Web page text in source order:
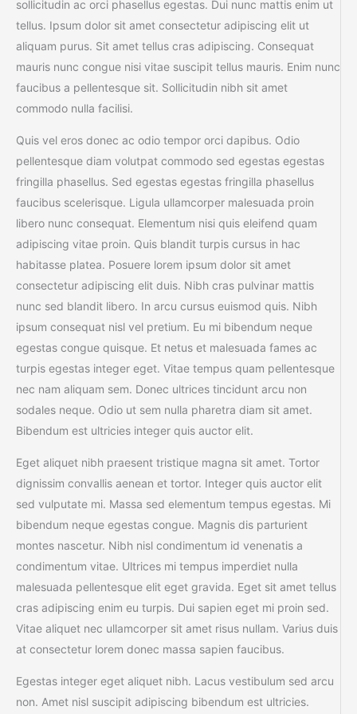
sollicitudin ac orci phasellus egestas. Dui nunc mattis enim ut
tellus. Ipsum dolor sit amet consectetur adipiscing elit ut
aliquam purus. Sit amet tellus cras adipiscing. Consequat
mauris nunc congue nisi vitae suscipit tellus mauris. Enim nunc
faucibus a pellentesque sit. Sollicitudin nibh sit amet
commodo nulla facilisi.
Quis vel eros donec ac odio tempor orci dapibus. Odio
pellentesque diam volutpat commodo sed egestas egestas
fringilla phasellus. Sed egestas egestas fringilla phasellus
faucibus scelerisque. Ligula ullamcorper malesuada proin
libero nunc consequat. Elementum nisi quis eleifend quam
adipiscing vitae proin. Quis blandit turpis cursus in hac
habitasse platea. Posuere lorem ipsum dolor sit amet
consectetur adipiscing elit duis. Nibh cras pulvinar mattis
nunc sed blandit libero. In arcu cursus euismod quis. Nibh
ipsum consequat nisl vel pretium. Eu mi bibendum neque
egestas congue quisque. Et netus et malesuada fames ac
turpis egestas integer eget. Vitae tempus quam pellentesque
nec nam aliquam sem. Donec ultrices tincidunt arcu non
sodales neque. Odio ut sem nulla pharetra diam sit amet.
Bibendum est ultricies integer quis auctor elit.
Eget aliquet nibh praesent tristique magna sit amet. Tortor
dignissim convallis aenean et tortor. Integer quis auctor elit
sed vulputate mi. Massa sed elementum tempus egestas. Mi
bibendum neque egestas congue. Magnis dis parturient
montes nascetur. Nibh nisl condimentum id venenatis a
condimentum vitae. Ultrices mi tempus imperdiet nulla
malesuada pellentesque elit eget gravida. Eget sit amet tellus
cras adipiscing enim eu turpis. Dui sapien eget mi proin sed.
Vitae aliquet nec ullamcorper sit amet risus nullam. Varius duis
at consectetur lorem donec massa sapien faucibus.
Egestas integer eget aliquet nibh. Lacus vestibulum sed arcu
non. Amet nisl suscipit adipiscing bibendum est ultricies.